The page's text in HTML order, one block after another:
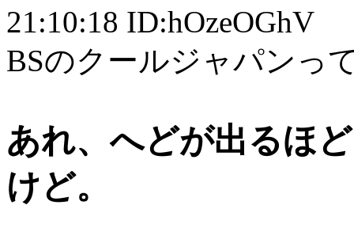
21:10:18 ID:hOzeOGhV
BSのクールジャパンっ
あれ、へどが出るほ
けど。